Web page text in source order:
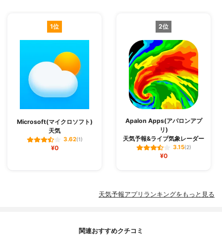
1位
Microsoft(マイクロソフト)
天気
3.62(1)
¥0
2位
Apalon Apps(アパロンアプ
リ)
天気予報&ライブ気象レーダー
3.15(2)
¥0
天気予報アプリランキングをもっと見る
関連おすすめクチコミ